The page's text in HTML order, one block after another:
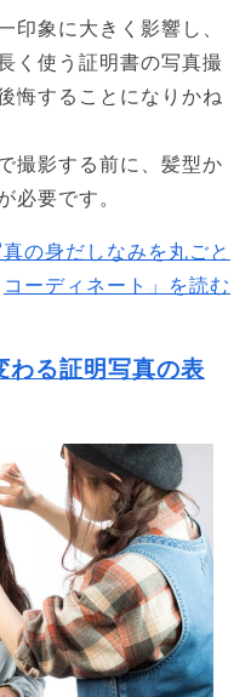
印象に大きく影響し、
く使う証明書の写真撮
悔することになりかね
撮影する前に、髪型か
必要です。
の身だしなみを丸ごと
コーディネート」を読む
わる証明写真の表